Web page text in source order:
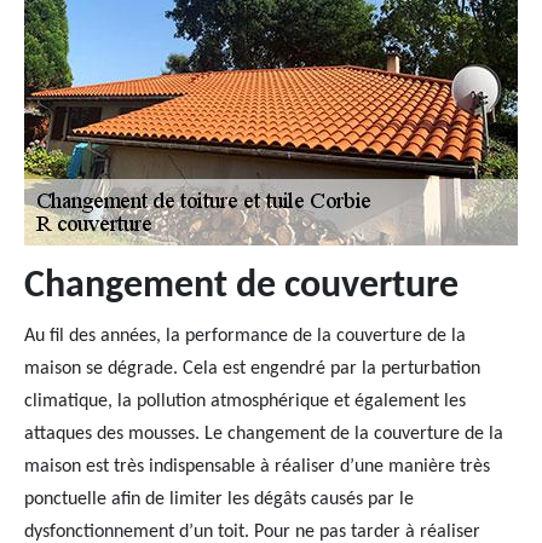
Changement de couverture
Au fil des années, la performance de la couverture de la
maison se dégrade. Cela est engendré par la perturbation
climatique, la pollution atmosphérique et également les
attaques des mousses. Le changement de la couverture de la
maison est très indispensable à réaliser d’une manière très
ponctuelle afin de limiter les dégâts causés par le
dysfonctionnement d’un toit. Pour ne pas tarder à réaliser